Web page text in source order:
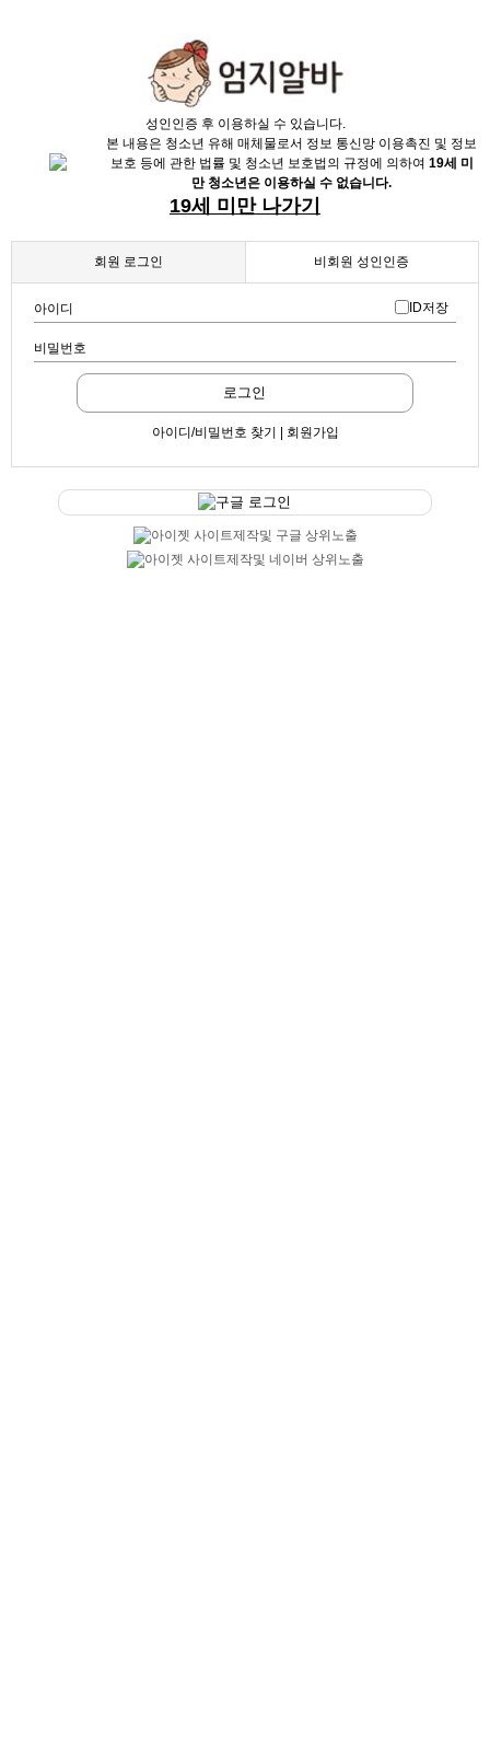
성인인증 후 이용하실 수 있습니다.
본 내용은 청소년 유해 매체물로서 정보 통신망 이용촉진 및 정보
보호 등에 관한 법률 및 청소년 보호법의 규정에 의하여 19세 미
만 청소년은 이용하실 수 없습니다.
19세 미만 나가기
회원 로그인 비회원 성인인증
아이디 ID저장
비밀번호
로그인
아이디/비밀번호 찾기 | 회원가입
구글 로그인